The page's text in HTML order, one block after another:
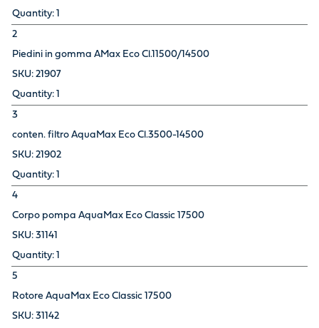
1
2
Piedini in gomma AMax Eco Cl.11500/14500
21907
1
3
conten. filtro AquaMax Eco Cl.3500-14500
21902
1
4
Corpo pompa AquaMax Eco Classic 17500
31141
1
5
Rotore AquaMax Eco Classic 17500
31142